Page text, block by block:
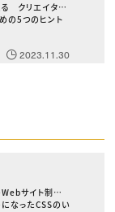
る クリエイター
の5つのヒント
2023.11.30
サイト制作
になったCSSのい